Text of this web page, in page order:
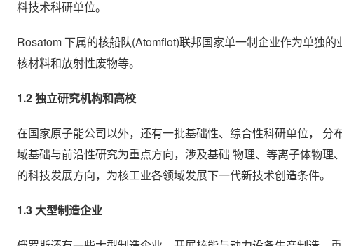
料技术科研单位。
Rosatom 下属的核船队(Atomflot)联邦国家单一制企业作为单独
核材料和放射性废物等。
1.2 独立研究机构和高校
在国家原子能公司以外，还有一批基础性、综合性科研单位，
域基础与前沿性研究为重点方向，涉及基础 物理、等离子体物
的科技发展方向，为核工业各领域发展下一代新技术创造条件。
1.3 大型制造企业